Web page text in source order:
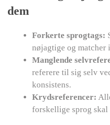
dem
Forkerte sprogtags:
nøjagtige og matcher
Manglende
referere til sig selv
konsistens.
Krydsreferencer:
forskellige sprog